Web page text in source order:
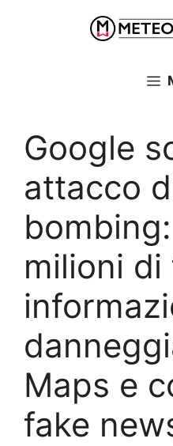
Google
attacco
milioni di
Maps e
fake